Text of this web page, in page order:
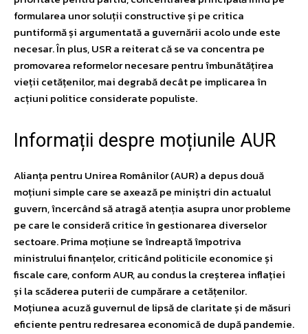
formularea unor soluții constructive și pe critica
puntiformă și argumentată a guvernării acolo unde este
necesar. În plus, USR a reiterat că se va concentra pe
promovarea reformelor necesare pentru îmbunătățirea
vieții cetățenilor, mai degrabă decât pe implicarea în
acțiuni politice considerate populiste.
Informații despre moțiunile AUR
Alianța pentru Unirea Românilor (AUR) a depus două
moțiuni simple care se axează pe miniștri din actualul
guvern, încercând să atragă atenția asupra unor probleme
pe care le consideră critice în gestionarea diverselor
sectoare. Prima moțiune se îndreaptă împotriva
ministrului finanțelor, criticând politicile economice și
fiscale care, conform AUR, au condus la creșterea inflației
și la scăderea puterii de cumpărare a cetățenilor.
Moțiunea acuză guvernul de lipsă de claritate și de măsuri
eficiente pentru redresarea economică de după pandemie.